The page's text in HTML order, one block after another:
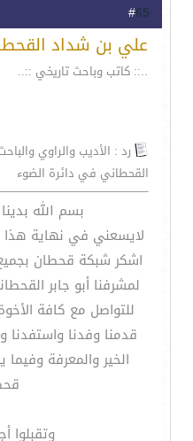
65
علي بن شداد
..:: كاتب وباحث تاريخي ::..
رد : الأديب والراوي
القحطاني في دائرة الضوء
بسم الله
لايسعني في نهاية هذا
اشكر شبكة قحطان
لمشرفنا أبو جابر
للتواصل مع كافة
قدمنا وفدنا واستفدنا
الخير والمعرفة
وتقبلوا